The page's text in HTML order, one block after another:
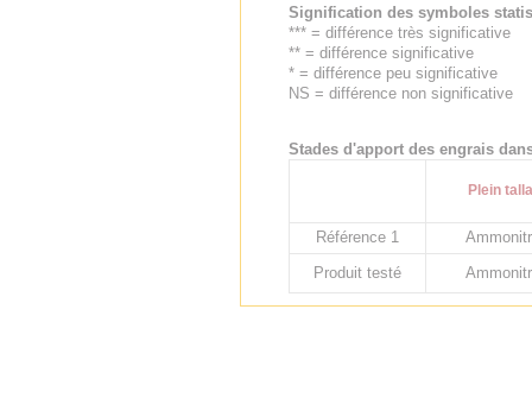
Signification des symboles
*** = différence très significative
** = différence significative
* = différence peu significative
NS = différence non significative
Stades d'apport des engrais
Plein
Référence 1
Produit testé